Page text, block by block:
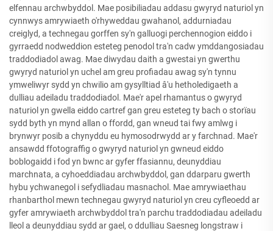
elfennau archwbyddol. Mae posibiliadau addasu gwyryd naturiol yn
cynnwys amrywiaeth o'rhyweddau gwahanol, addurniadau
creiglyd, a technegau gorffen sy'n galluogi perchennogion eiddo i
gyrraedd nodweddion esteteg penodol tra'n cadw ymddangosiadau
traddodiadol awag. Mae diwydau daith a gwestai yn gwerthu
gwyryd naturiol yn uchel am greu profiadau awag sy'n tynnu
ymweliwyr sydd yn chwilio am gysylltiad â'u hetholedigaeth a
dulliau adeiladu traddodiadol. Mae'r apel rhamantus o gwyryd
naturiol yn gwella eiddo cartref gan greu esteteg ty bach o storïau
sydd byth yn mynd allan o ffordd, gan wneud tai fwy amlwg i
brynwyr posib a chynyddu eu hymosodrwydd ar y farchnad. Mae'r
ansawdd ffotograffig o gwyryd naturiol yn gwneud eiddo
boblogaidd i fod yn bwnc ar gyfer ffasiannu, deunyddiau
marchnata, a cyhoeddiadau archwbyddol, gan ddarparu gwerth
hybu ychwanegol i sefydliadau masnachol. Mae amrywiaethau
rhanbarthol mewn technegau gwyryd naturiol yn creu cyfleoedd ar
gyfer amrywiaeth archwbyddol tra'n parchu traddodiadau adeiladu
lleol a deunyddiau sydd ar gael, o ddulliau Saesneg longstraw i